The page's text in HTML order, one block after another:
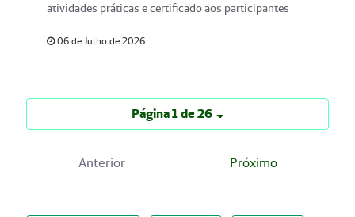
atividades práticas e certificado aos participantes
06 de Julho de 2026
Página 1 de 26
Anterior Próximo